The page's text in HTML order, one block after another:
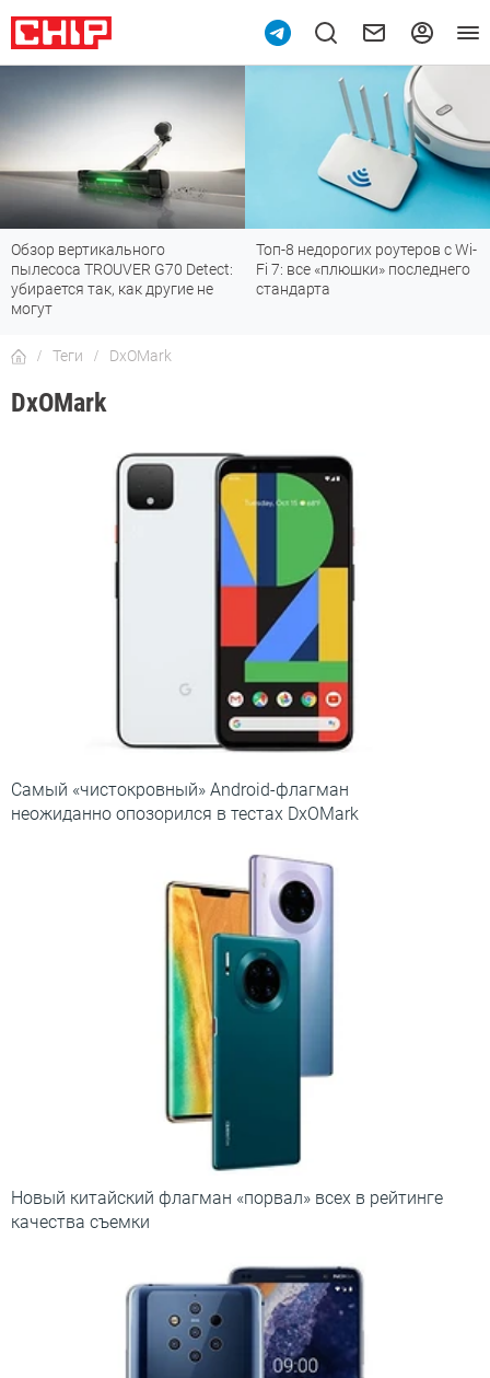
Обзор вертикального
пылесоса TROUVER G70 Detect:
убирается так, как другие не
могут
Топ-8 недорогих роутеров с Wi-
Fi 7: все «плюшки» последнего
стандарта
Теги DxOMark
DxOMark
Самый «чистокровный» Android-флагман
неожиданно опозорился в тестах DxOMark
Новый китайский флагман «порвал» всех в рейтинге
качества съемки